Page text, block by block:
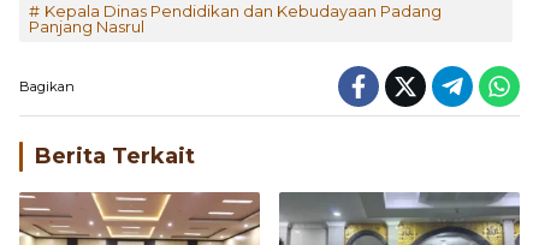
Kepala Dinas Pendidikan dan Kebudayaan Padang
Panjang Nasrul
Bagikan
Berita Terkait